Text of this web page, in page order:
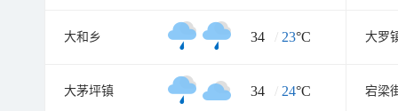
大和乡 34 / 23°C 大罗
大茅坪镇 34 / 24°C 宕梁